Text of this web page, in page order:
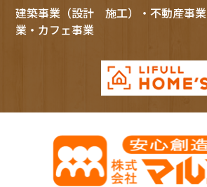
建築事業（設計 施工）・不動産事
業・カフェ事業